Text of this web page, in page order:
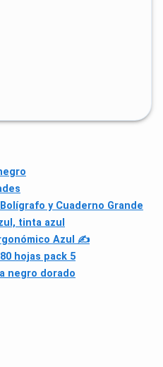
y Cuaderno Grande
tinta azul
Azul ✍
hojas pack 5
negro dorado